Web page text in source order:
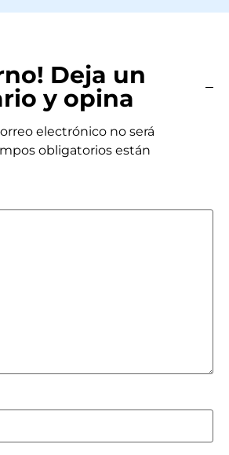
Deja un
y opina
electrónico no será
obligatorios están